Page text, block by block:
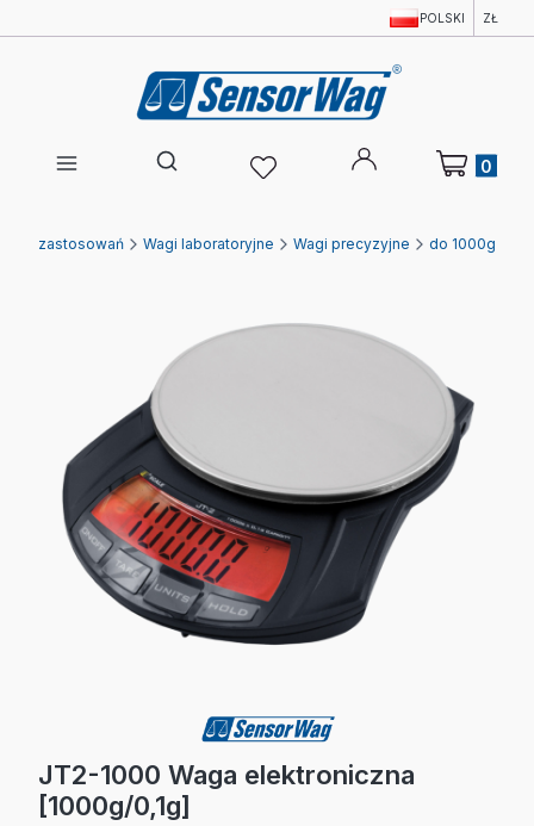
POLSKI ZŁ
Otwórz wyszukiwarkę
Produkty w
wg zastosowań Wagi laboratoryjne Wagi precyzyjne do 1000g
JT2-1000 Waga elektroniczna
[1000g/0,1g]